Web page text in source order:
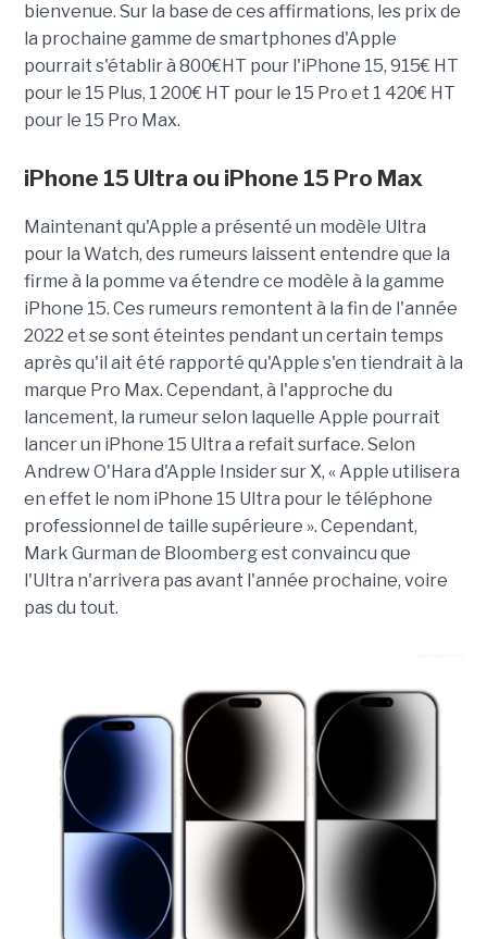
bienvenue. Sur la base de ces affirmations, les prix de
la prochaine gamme de smartphones d'Apple
pourrait s'établir à 800€HT pour l'iPhone 15, 915€ HT
pour le 15 Plus, 1 200€ HT pour le 15 Pro et 1 420€ HT
pour le 15 Pro Max.
iPhone 15 Ultra ou iPhone 15 Pro Max
Maintenant qu'Apple a présenté un modèle Ultra
pour la Watch, des rumeurs laissent entendre que la
firme à la pomme va étendre ce modèle à la gamme
iPhone 15. Ces rumeurs remontent à la fin de l'année
2022 et se sont éteintes pendant un certain temps
après qu'il ait été rapporté qu'Apple s'en tiendrait à la
marque Pro Max. Cependant, à l'approche du
lancement, la rumeur selon laquelle Apple pourrait
lancer un iPhone 15 Ultra a refait surface. Selon
Andrew O'Hara d'Apple Insider sur X, « Apple utilisera
en effet le nom iPhone 15 Ultra pour le téléphone
professionnel de taille supérieure ». Cependant,
Mark Gurman de Bloomberg est convaincu que
l'Ultra n'arrivera pas avant l'année prochaine, voire
pas du tout.